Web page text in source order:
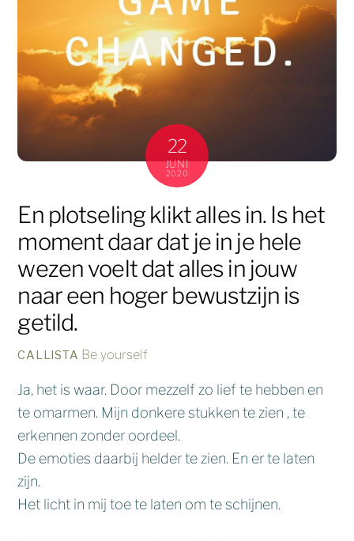
22
JUNI
2020
En plotseling klikt alles in. Is het
moment daar dat je in je hele
wezen voelt dat alles in jouw
naar een hoger bewustzijn is
getild.
CALLISTA Be yourself
Ja, het is waar. Door mezzelf zo lief te hebben en
te omarmen. Mijn donkere stukken te zien , te
erkennen zonder oordeel.
De emoties daarbij helder te zien. En er te laten
zijn.
Het licht in mij toe te laten om te schijnen.